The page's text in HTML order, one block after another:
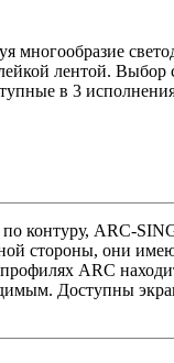
многообразие
лентой. Выбор
в 3
по контуру, ARC-
стороны, они
ARC
Доступны